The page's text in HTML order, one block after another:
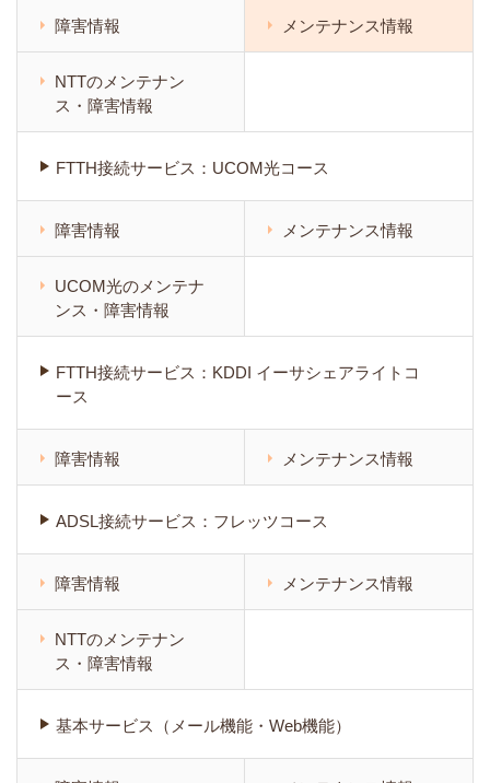
障害情報 メンテナンス情報
NTTのメンテナン
ス・障害情報
FTTH接続サービス：UCOM光コース
障害情報 メンテナンス情報
UCOM光のメンテナ
ンス・障害情報
FTTH接続サービス：KDDI イーサシェアライトコ
ース
障害情報 メンテナンス情報
ADSL接続サービス：フレッツコース
障害情報 メンテナンス情報
NTTのメンテナン
ス・障害情報
基本サービス（メール機能・Web機能）